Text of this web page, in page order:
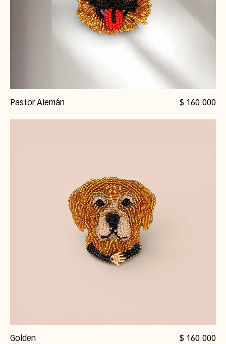
Pastor Alemán Precio
$ 160.000
Golden Precio
$ 160.000